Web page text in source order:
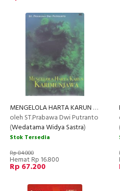
MENGELOLA HARTA KARUN KARIMUNJAWA
oleh ST.Prabawa Dwi Putranto
(Wedatama Widya Sastra)
Stok Tersedia
Rp 84.000
Hemat Rp 16.800
Rp 67.200